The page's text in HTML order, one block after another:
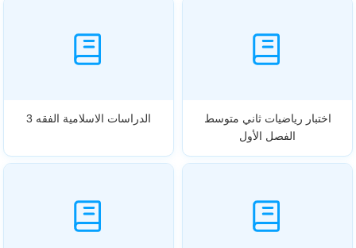
اختبار رياضيات ثاني متوسط
الفصل الأول
الدراسات الاسلامية الفقه 3